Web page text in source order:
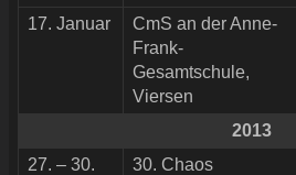
17. Januar
CmS an der Anne-
Frank-
Gesamtschule,
Viersen
2013
27. – 30.
30. Chaos